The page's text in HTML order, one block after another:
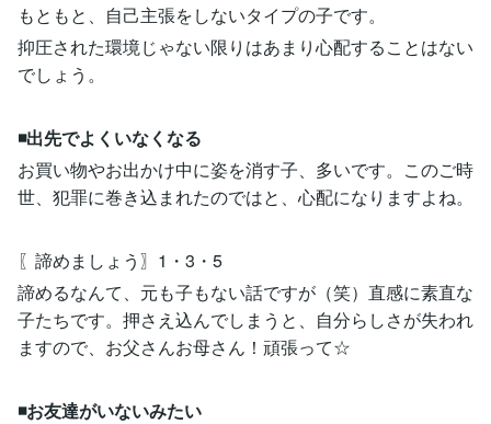
もともと、自己主張をしないタイプの子です。
抑圧された環境じゃない限りはあまり心配することはない
でしょう。
◾️出先でよくいなくなる
お買い物やお出かけ中に姿を消す子、多いです。このご時
世、犯罪に巻き込まれたのではと、心配になりますよね。
〖諦めましょう〗1・3・5
諦めるなんて、元も子もない話ですが（笑）直感に素直な
子たちです。押さえ込んでしまうと、自分らしさが失われ
ますので、お父さんお母さん！頑張って☆
◾️お友達がいないみたい